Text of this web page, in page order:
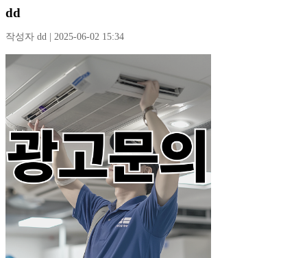
dd
작성자 dd | 2025-06-02 15:34